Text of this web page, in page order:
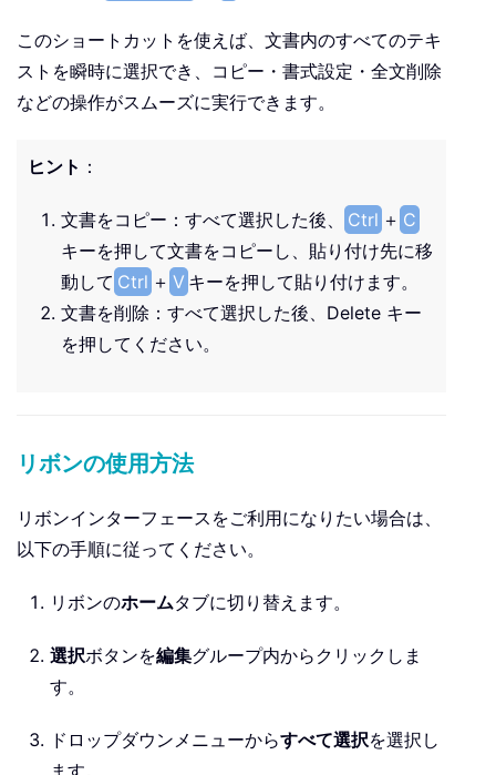
このショートカットを使えば、文書内のすべてのテキ
ストを瞬時に選択でき、コピー・書式設定・全文削除
などの操作がスムーズに実行できます。
ヒント ：
文書をコピー：すべて選択した後、 Ctrl ＋ C
キーを押して文書をコピーし、貼り付け先に移
動して Ctrl ＋ V キーを押して貼り付けます。
文書を削除：すべて選択した後、Delete キー
を押してください。
リボンの使用方法
リボンインターフェースをご利用になりたい場合は、
以下の手順に従ってください。
リボンのホームタブに切り替えます。
選択ボタンを編集グループ内からクリックしま
す。
ドロップダウンメニューからすべて選択を選択し